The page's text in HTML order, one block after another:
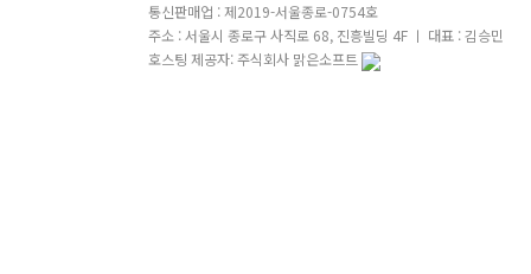
통신판매업 : 제2019-서울종로-0754호
주소 : 서울시 종로구 사직로 68, 진흥빌딩 4F ㅣ 대표 : 김승민
호스팅 제공자: 주식회사 맑은소프트